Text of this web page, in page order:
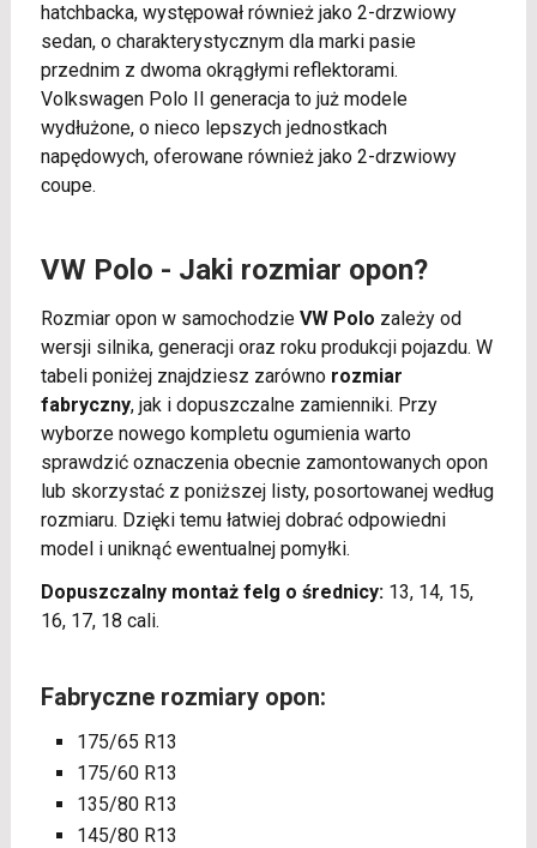
hatchbacka, występował również jako 2-drzwiowy
sedan, o charakterystycznym dla marki pasie
przednim z dwoma okrągłymi reflektorami.
Volkswagen Polo II generacja to już modele
wydłużone, o nieco lepszych jednostkach
napędowych, oferowane również jako 2-drzwiowy
coupe.
VW Polo - Jaki rozmiar opon?
Rozmiar opon w samochodzie VW Polo zależy od
wersji silnika, generacji oraz roku produkcji pojazdu. W
tabeli poniżej znajdziesz zarówno rozmiar
fabryczny, jak i dopuszczalne zamienniki. Przy
wyborze nowego kompletu ogumienia warto
sprawdzić oznaczenia obecnie zamontowanych opon
lub skorzystać z poniższej listy, posortowanej według
rozmiaru. Dzięki temu łatwiej dobrać odpowiedni
model i uniknąć ewentualnej pomyłki.
Dopuszczalny montaż felg o średnicy:13, 14, 15,
16, 17, 18 cali.
Fabryczne rozmiary opon:
175/65 R13
175/60 R13
135/80 R13
145/80 R13